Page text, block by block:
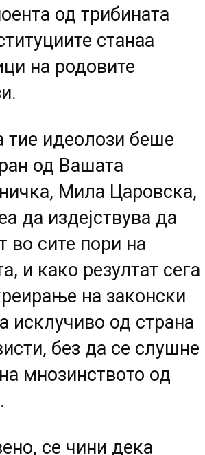
од трибината
станаа
на родовите
тие идеолози беше
од Вашата
Мила Царовска,
да издејствува да
во сите пори на
и како резултат сега
на законски
исклучиво од страна
без да се слушне
мнозинството од
се чини дека